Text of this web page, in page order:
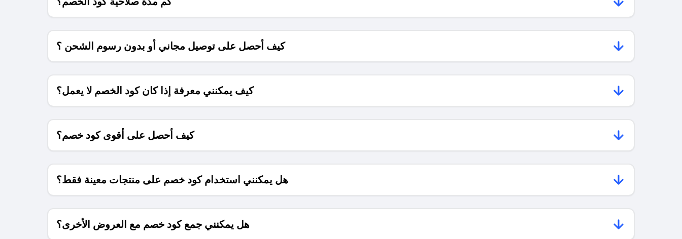
كيف أحصل على توصيل مجاني أو بدون رسوم الشحن ؟
كيف يمكنني معرفة إذا كان كود الخصم لا يعمل؟
كيف أحصل على أقوى كود خصم؟
هل يمكنني استخدام كود خصم على منتجات معينة فقط؟
هل يمكنني جمع كود خصم مع العروض الأخرى؟